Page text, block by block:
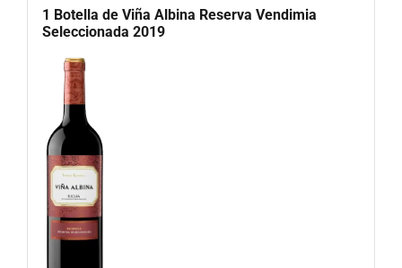
1 Botella de Viña Albina Reserva Vendimia
Seleccionada 2019